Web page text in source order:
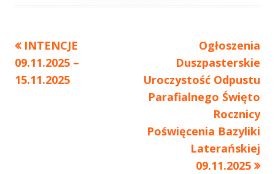
Nawigacja
wpisu
Poprzedni
artykół
INTENCJE
09.11.2025 –
15.11.2025
Następny
artykół:
Ogłoszenia
Duszpasterskie
Uroczystość Odpustu
Parafialnego Święto
Rocznicy
Poświęcenia Bazyliki
Laterańskiej
09.11.2025